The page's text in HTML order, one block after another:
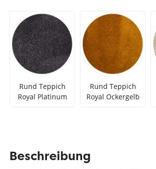
Rund Teppich
Royal Platinum
Rund Teppich
Royal Ockergelb
Beschreibung